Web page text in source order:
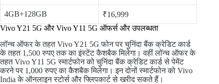
4GB+128GB
₹16,999
Vivo Y21 5G और Vivo Y11 5G ऑफर्स और उपलब्धता
लॉन्च ऑफर के तहत Vivo Y21 5G फोन पर चुनिंदा बैंक क्रेडिट कार्ड
के तहत 1,500 रुपए तक का इंस्टेंट कैशबैक मिलेगा। वहीं लॉन्च ऑफर के
तहत Vivo Y11 5G स्मार्टफोन को चुनिंदा बैंक क्रेडिट कार्ड से पेमेंट
करने पर 1,000 रुपए का कैशबैक मिलेगा। इन दोनों स्मार्टफोन को Vivo
India के ऑनलाइन स्टोर्स और फ्लिपकार्ट से खरीद सकते हैं।